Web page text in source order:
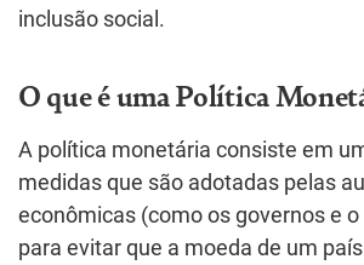
inclusão social.
O que é uma Política
A política monetária consiste em
medidas que são adotadas pelas
econômicas (como os governos e
para evitar que a moeda de um